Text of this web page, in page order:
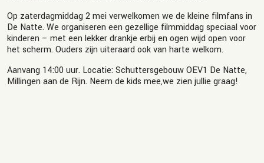
Op zaterdagmiddag 2 mei verwelkomen we de kleine filmfans in
De Natte. We organiseren een gezellige filmmiddag speciaal voor
kinderen – met een lekker drankje erbij en ogen wijd open voor
het scherm. Ouders zijn uiteraard ook van harte welkom.
Aanvang 14:00 uur. Locatie: Schuttersgebouw OEV1 De Natte,
Millingen aan de Rijn. Neem de kids mee,we zien jullie graag!